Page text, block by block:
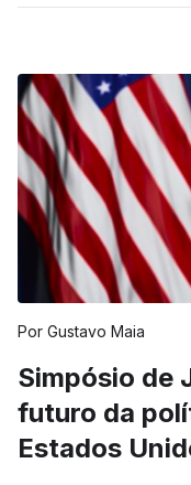
Por Gustavo Maia
Simpósio de
futuro da
Estados